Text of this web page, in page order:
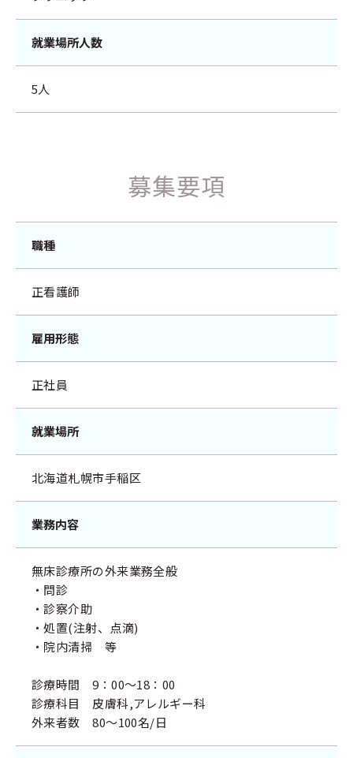
就業場所人数
5人
募集要項
職種
正看護師
雇用形態
正社員
就業場所
北海道札幌市手稲区
業務内容
無床診療所の外来業務全般
・問診
・診察介助
・処置(注射、点滴)
・院内清掃 等
診療時間 9：00～18：00
診療科目 皮膚科,アレルギー科
外来者数 80～100名/日